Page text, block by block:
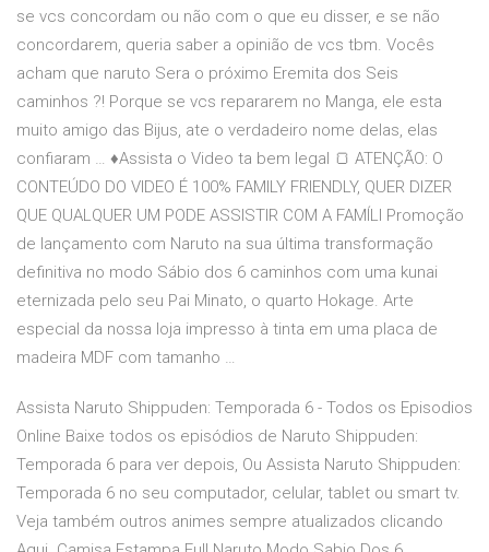
se vcs concordam ou não com o que eu disser, e se não
concordarem, queria saber a opinião de vcs tbm. Vocês
acham que naruto Sera o próximo Eremita dos Seis
caminhos ?! Porque se vcs repararem no Manga, ele esta
muito amigo das Bijus, ate o verdadeiro nome delas, elas
confiaram … ♦Assista o Video ta bem legal 🍞 ATENÇÃO: O
CONTEÚDO DO VIDEO É 100% FAMILY FRIENDLY, QUER DIZER
QUE QUALQUER UM PODE ASSISTIR COM A FAMÍLI Promoção
de lançamento com Naruto na sua última transformação
definitiva no modo Sábio dos 6 caminhos com uma kunai
eternizada pelo seu Pai Minato, o quarto Hokage. Arte
especial da nossa loja impresso à tinta em uma placa de
madeira MDF com tamanho …
Assista Naruto Shippuden: Temporada 6 - Todos os Episodios
Online Baixe todos os episódios de Naruto Shippuden:
Temporada 6 para ver depois, Ou Assista Naruto Shippuden:
Temporada 6 no seu computador, celular, tablet ou smart tv.
Veja também outros animes sempre atualizados clicando